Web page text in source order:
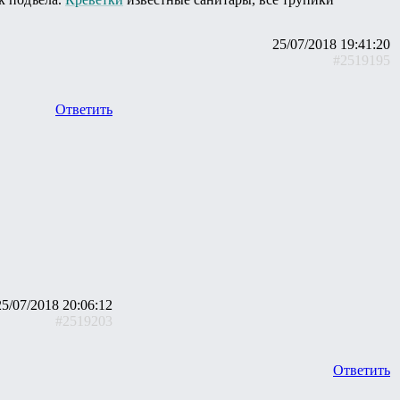
25/07/2018 19:41:20
#2519195
Ответить
07/2018 20:06:12
#2519203
Ответить